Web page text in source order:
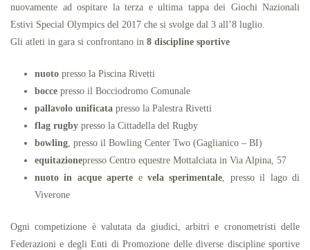
nuovamente ad ospitare la terza e ultima tappa dei Giochi Nazionali
Estivi Special Olympics del 2017 che si svolge dal 3 all’8 luglio.
Gli atleti in gara si confrontano in 8 discipline sportive
nuoto presso la Piscina Rivetti
bocce presso il Bocciodromo Comunale
pallavolo unificata presso la Palestra Rivetti
flag rugby presso la Cittadella del Rugby
bowling, presso il Bowling Center Two (Gaglianico – BI)
equitazionepresso Centro equestre Mottalciata in Via Alpina, 57
nuoto in acque aperte evela sperimentale, presso il lago di
Viverone
Ogni competizione è valutata da giudici, arbitri e cronometristi delle
Federazioni e degli Enti di Promozione delle diverse discipline sportive